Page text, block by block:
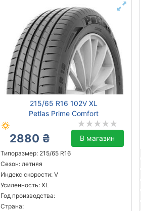
215/65 R16 102V XL
Petlas Prime Comfort
2880 ₴ В магазин
Типоразмер: 215/65 R16
Сезон: летняя
Индекс скорости: V
Усиленность: XL
Год производства:
Страна: